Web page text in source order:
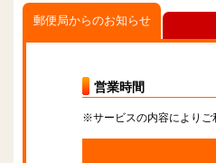
郵便局からのお知らせ
営業時間
※サービスの内容によりご